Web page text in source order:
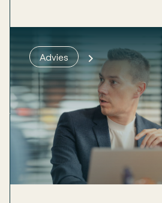
Advies
Whitepaper
Wil jij jouw bedrijf naar het
niveau brengen? Doe in 7
organisatiescan.